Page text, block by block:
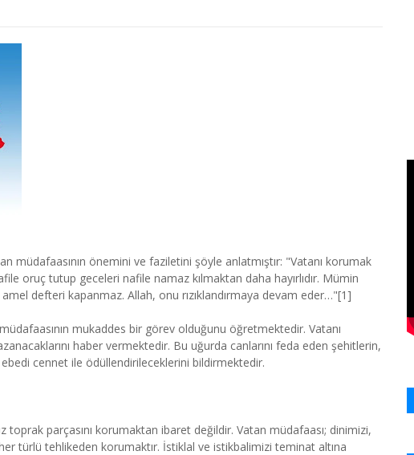
müdafaasının önemini ve faziletini şöyle anlatmıştır: "Vatanı korumak
oruç tutup geceleri nafile namaz kılmaktan daha hayırlıdır. Mümin
defteri kapanmaz. Allah, onu rızıklandırmaya devam eder…"[1]
mukaddes bir görev olduğunu öğretmektedir. Vatanı
haber vermektedir. Bu uğurda canlarını feda eden şehitlerin,
cennet ile ödüllendirileceklerini bildirmektedir.
toprak parçasını korumaktan ibaret değildir. Vatan müdafaası; dinimizi,
her türlü tehlikeden korumaktır. İstiklal ve istikbalimizi teminat altına